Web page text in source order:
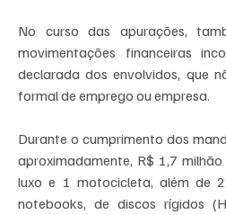
No curso das apurações,
movimentações financeiras
declarada dos envolvidos, que
formal de emprego ou empresa.
Durante o cumprimento dos
aproximadamente, R$ 1,7
luxo e 1 motocicleta, além de
notebooks, de discos rígidos